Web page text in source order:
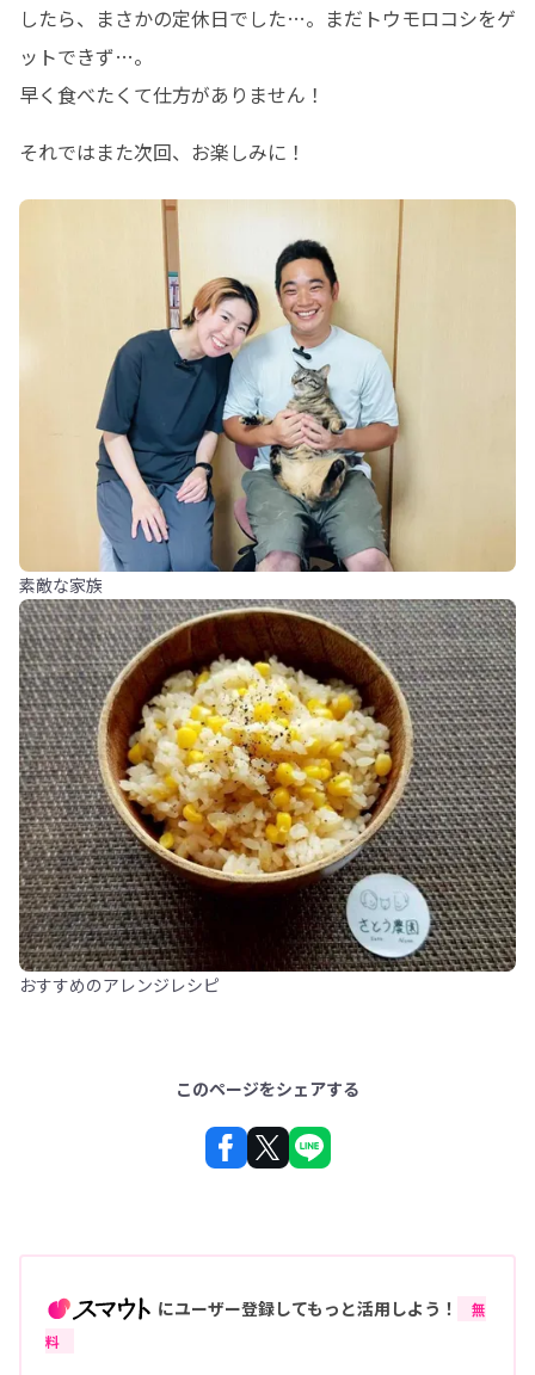
したら、まさかの定休日でした…。まだトウモロコシをゲ
ットできず…。
早く食べたくて仕方がありません！
それではまた次回、お楽しみに！
素敵な家族
おすすめのアレンジレシピ
このページをシェアする
にユーザー登録してもっと活用しよう！
無
料